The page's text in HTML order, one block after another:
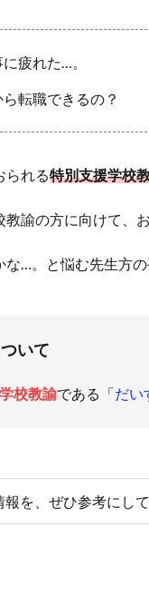
疲れた…。
転職できるの？
られる特別支援学校
教諭の方に向けて、
…。と悩む先生方の
いて
校教諭である「だい
報を、ぜひ参考にし